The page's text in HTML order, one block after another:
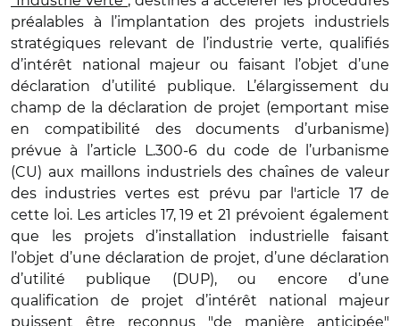
préalables à l’implantation des projets industriels
stratégiques relevant de l’industrie verte, qualifiés
d’intérêt national majeur ou faisant l’objet d’une
déclaration d’utilité publique. L’élargissement du
champ de la déclaration de projet (emportant mise
en compatibilité des documents d’urbanisme)
prévue à l’article L.300-6 du code de l’urbanisme
(CU) aux maillons industriels des chaînes de valeur
des industries vertes est prévu par l'article 17 de
cette loi. Les articles 17, 19 et 21 prévoient également
que les projets d’installation industrielle faisant
l’objet d’une déclaration de projet, d’une déclaration
d’utilité publique (DUP), ou encore d’une
qualification de projet d’intérêt national majeur
puissent être reconnus "de manière anticipée"